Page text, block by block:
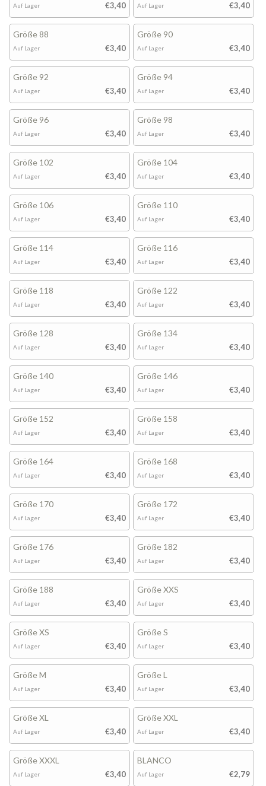
€3,40
Auf Lager €3,40
Auf Lager
Größe 88
€3,40
Auf Lager
Größe 90
€3,40
Auf Lager
Größe 92
€3,40
Auf Lager
Größe 94
€3,40
Auf Lager
Größe 96
€3,40
Auf Lager
Größe 98
€3,40
Auf Lager
Größe 102
€3,40
Auf Lager
Größe 104
€3,40
Auf Lager
Größe 106
€3,40
Auf Lager
Größe 110
€3,40
Auf Lager
Größe 114
€3,40
Auf Lager
Größe 116
€3,40
Auf Lager
Größe 118
€3,40
Auf Lager
Größe 122
€3,40
Auf Lager
Größe 128
€3,40
Auf Lager
Größe 134
€3,40
Auf Lager
Größe 140
€3,40
Auf Lager
Größe 146
€3,40
Auf Lager
Größe 152
€3,40
Auf Lager
Größe 158
€3,40
Auf Lager
Größe 164
€3,40
Auf Lager
Größe 168
€3,40
Auf Lager
Größe 170
€3,40
Auf Lager
Größe 172
€3,40
Auf Lager
Größe 176
€3,40
Auf Lager
Größe 182
€3,40
Auf Lager
Größe 188
€3,40
Auf Lager
Größe XXS
€3,40
Auf Lager
Größe XS
€3,40
Auf Lager
Größe S
€3,40
Auf Lager
Größe M
€3,40
Auf Lager
Größe L
€3,40
Auf Lager
Größe XL
€3,40
Auf Lager
Größe XXL
€3,40
Auf Lager
Größe XXXL
€3,40
Auf Lager
BLANCO
€2,79
Auf Lager